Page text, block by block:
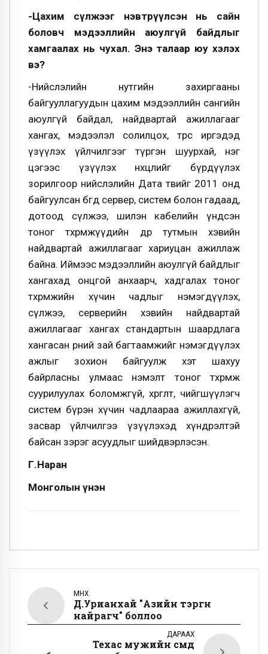
-Цахим сүлжээг нэвтрүүлсэн нь сайн
боловч мэдээллийн аюулгүй байдлыг
хамгаалах нь чухал. Энэ талаар юу хэлэх
вэ?
-Нийслэлийн нутгийн захиргааны
байгууллагуудын цахим мэдээллийн сангийн
аюулгүй байдал, найдвартай ажиллагааг
хангах, мэдээлэл солилцох, төрөөс иргэдэд
үзүүлэх үйлчилгээг түргэн шуурхай, нэг
цэгээс үзүүлэх нөхцөлийг бүрдүүлэх
зорилгоор нийслэлийн Дата төвийг 2011 онд
байгуулсан бөгөөд сервер, систем болон гадаад,
дотоод сүлжээ, шилэн кабелийн үндсэн
тоног төхөөрөмжүүдийн өдөр тутмын хэвийн
найдвартай ажиллагааг хариуцан ажиллаж
байна. Иймээс мэдээллийн аюулгүй байдлыг
хангахад онцгой анхаарч, хадгалах тоног
төхөөрөмжийн хүчин чадлыг нэмэгдүүлэх,
сүлжээ, серверийн хэвийн найдвартай
ажиллагааг хангах стандартын шаардлага
хангасан өрөөний зай багтаамжийг нэмэгдүүлэх
ажлыг зохион байгуулж хэт шахуу
байрласны улмаас нэмэлт тоног төхөөрөмж
суурилуулах боломжгүй, хөргөлт, чийгшүүлэгч
систем бүрэн хүчин чадлаараа ажиллахгүй,
засвар үйлчилгээ үзүүлэхэд хүндрэлтэй
байсан зэрэг асуудлыг шийдвэрлэсэн.
Г.Наран
Монголын үнэн
ӨМНӨХ
Д.Урианхай "Азийн тэргүүн
найрагч" боллоо
ДАРААХ
Техас мужийн сүмд